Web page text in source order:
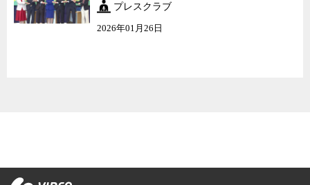
プレスクラブ
2026年01月26日